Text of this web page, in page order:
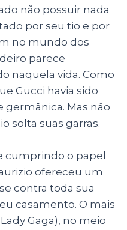
não possuir nada
por seu tio e por
no mundo dos
parece
naquela vida. Como
Gucci havia sido
Mas não
solta suas garras.
cumprindo o papel
ofereceu um
contra toda sua
casamento. O mais
Gaga), no meio